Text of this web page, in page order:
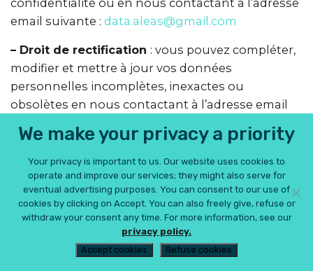
confidentialité ou en nous contactant à l’adresse
email suivante : data.aleas@gmail.com
– Droit de rectification : vous pouvez compléter,
modifier et mettre à jour vos données
personnelles incomplètes, inexactes ou
obsolètes en nous contactant à l’adresse email
informations personnelles renseignées lors de
votre inscription directement depuis vos
paramètres de compte le cas échéant ;
– Droit d’effacement: vous avez la faculté de
demander la suppression de vos données
We make your privacy a priority
Your privacy is important to us. Our website uses cookies to
operate and improve our services; they might also serve for
eventual advertising purposes. You can consent to our use of
cookies by clicking on Accept. You can also freely give, refuse or
withdraw your consent any time. For more information, see our
privacy policy.
Accept cookies
Refuse cookies